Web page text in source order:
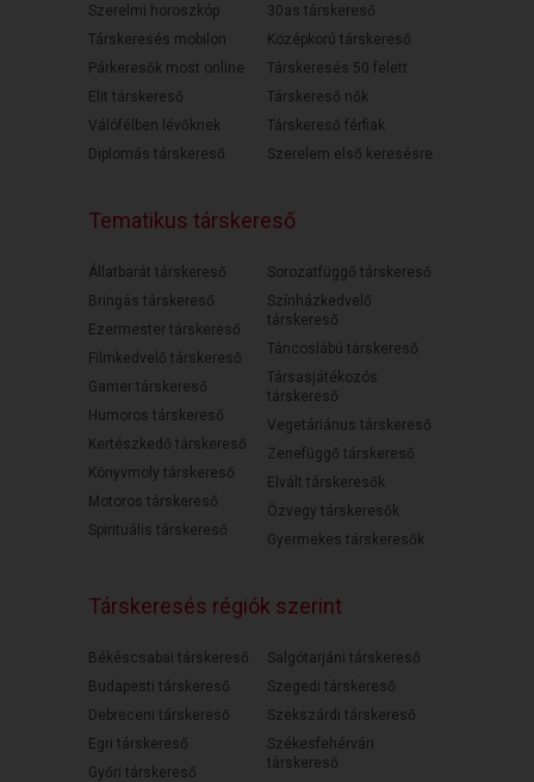
Szerelmi horoszkóp
Társkeresés mobilon
Párkeresők most online
Elit társkereső
Válófélben lévőknek
Diplomás társkereső
30as társkereső
Középkorú társkereső
Társkeresés 50 felett
Társkereső nők
Társkereső férfiak
Szerelem első keresésre
Tematikus társkereső
Állatbarát társkereső
Bringás társkereső
Ezermester társkereső
Filmkedvelő társkereső
Gamer társkereső
Humoros társkereső
Kertészkedő társkereső
Könyvmoly társkereső
Motoros társkereső
Spirituális társkereső
Sorozatfüggő társkereső
Színházkedvelő
társkereső
Táncoslábú társkereső
Társasjátékozós
társkereső
Vegetáriánus társkereső
Zenefüggő társkereső
Elvált társkeresők
Özvegy társkeresők
Gyermekes társkeresők
Társkeresés régiók szerint
Békéscsabai társkereső
Budapesti társkereső
Debreceni társkereső
Egri társkereső
Győri társkereső
Salgótarjáni társkereső
Szegedi társkereső
Szekszárdi társkereső
Székesfehérvári
társkereső